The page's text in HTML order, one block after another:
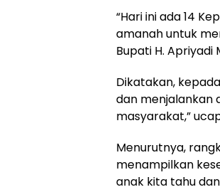
“Hari ini ada 14
amanah untuk
Bupati H. Apriyadi
Dikatakan,
dan menjalankan
masyarakat,”
Menurutnya,
menampilkan
anak kita tahu